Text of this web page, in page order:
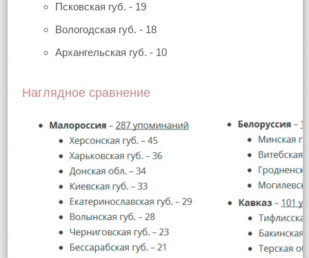
Псковская губ. - 19
Вологодская губ. - 18
Архангельская губ. - 10
Наглядное сравнение